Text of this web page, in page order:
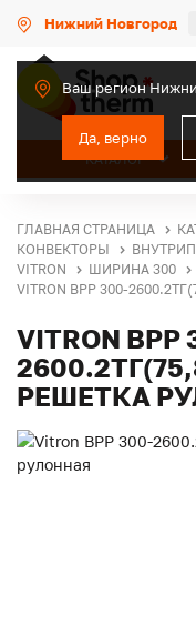
Нижний Новгород
Ваш регион
Да, верно
КАТАЛОГ
ГЛАВНАЯ СТРАНИЦА
КОНВЕКТОРЫ
VITRON
ШИРИНА 300
VITRON ВРР 300-
VITRON ВРР
РЕШЕТКА